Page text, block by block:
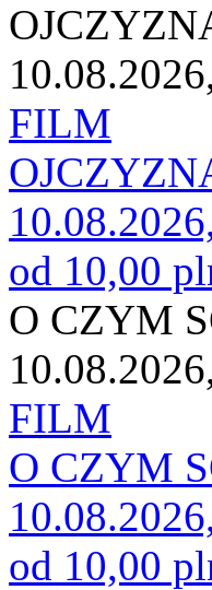
FILM
od 10,00
O CZYM
FILM
O CZYM
od 10,00